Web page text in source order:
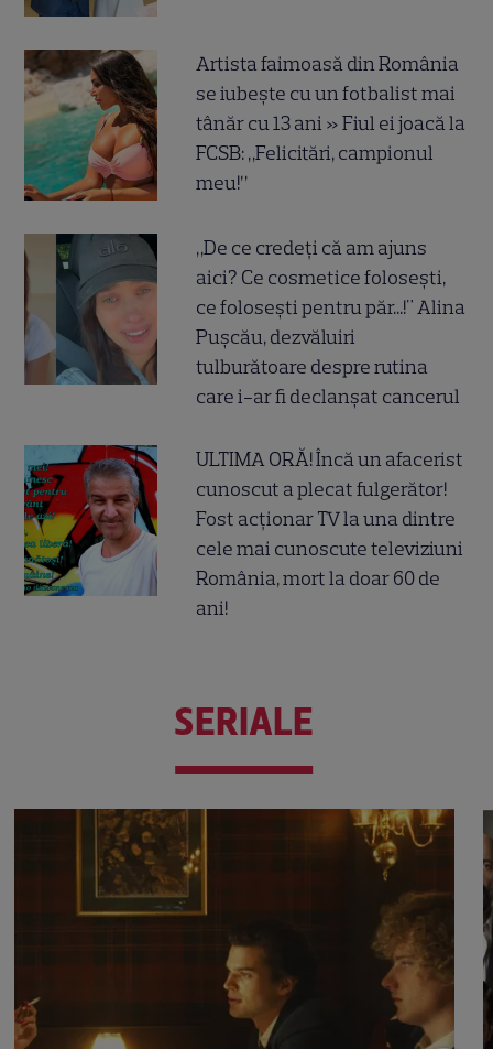
Artista faimoasă din România
se iubește cu un fotbalist mai
tânăr cu 13 ani » Fiul ei joacă la
FCSB: „Felicitări, campionul
meu!”
„De ce credeți că am ajuns
aici? Ce cosmetice folosești,
ce folosești pentru păr...!" Alina
Pușcău, dezvăluiri
tulburătoare despre rutina
care i-ar fi declanșat cancerul
ULTIMA ORĂ! Încă un afacerist
cunoscut a plecat fulgerător!
Fost acționar TV la una dintre
cele mai cunoscute televiziuni
România, mort la doar 60 de
ani!
SERIALE